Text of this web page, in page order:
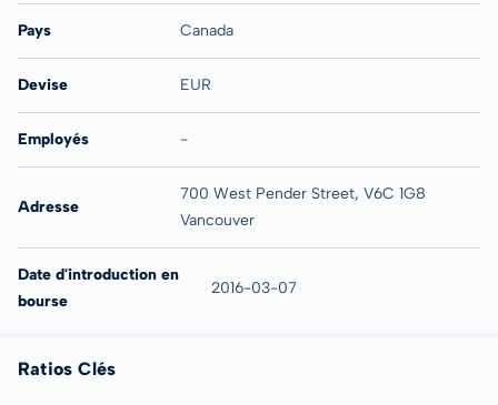
Pays Canada
Devise EUR
Employés -
Adresse
700 West Pender Street, V6C 1G8
Vancouver
Date d'introduction en
bourse
2016-03-07
Ratios Clés